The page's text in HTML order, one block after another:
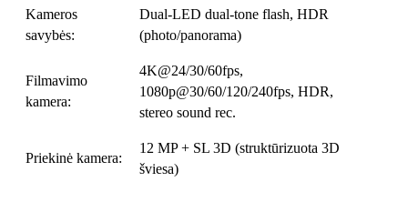
Kameros
savybės:
Dual-LED dual-tone flash, HDR
(photo/panorama)
Filmavimo
kamera:
4K@24/30/60fps,
1080p@30/60/120/240fps, HDR,
stereo sound rec.
Priekinė kamera:
12 MP + SL 3D (struktūrizuota 3D
šviesa)